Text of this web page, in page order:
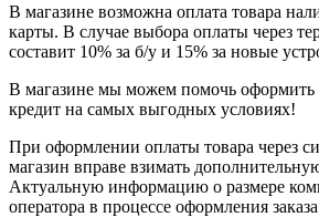
В магазине возможна оплата товара
карты. В случае выбора оплаты через
составит 10% за б/у и 15% за новые
В магазине мы можем помочь оформить
кредит на самых выгодных условиях!
При оформлении оплаты товара через
магазин вправе взимать
Актуальную информацию о размере
оператора в процессе оформления